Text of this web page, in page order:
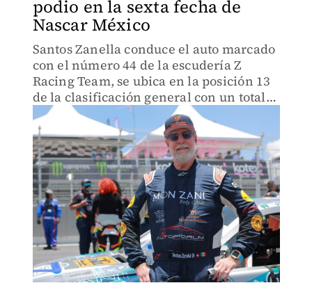
podio en la sexta fecha de
Nascar México
Santos Zanella conduce el auto marcado
con el número 44 de la escudería Z
Racing Team, se ubica en la posición 13
de la clasificación general con un total
de 107 puntos.